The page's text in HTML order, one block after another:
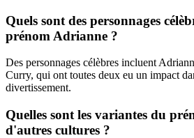
Quels sont des personnages
prénom Adrianne ?
Des personnages célèbres incluent
Curry, qui ont toutes deux eu un impact
divertissement.
Quelles sont les variantes du
d'autres cultures ?